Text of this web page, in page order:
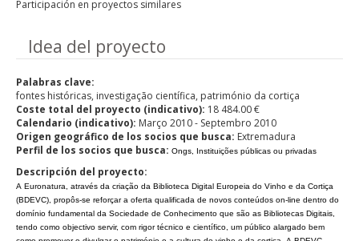
Participación en proyectos similares
Hide
Idea del proyecto
Palabras clave:
fontes históricas, investigação científica, património da cortiça
Coste total del proyecto (indicativo): 18 484.00 €
Calendario (indicativo): Março 2010 - Septembro 2010
Origen geográfico de los socios que busca: Extremadura
Perfil de los socios que busca: Ongs, Instituições públicas ou privadas
Descripción del proyecto:
A Euronatura, através da criação da Biblioteca Digital Europeia do Vinho e da Cortiça
(BDEVC), propôs-se reforçar a oferta qualificada de novos conteúdos on-line dentro do
domínio fundamental da Sociedade de Conhecimento que são as Bibliotecas Digitais,
tendo como objectivo servir, com rigor técnico e científico, um público alargado bem